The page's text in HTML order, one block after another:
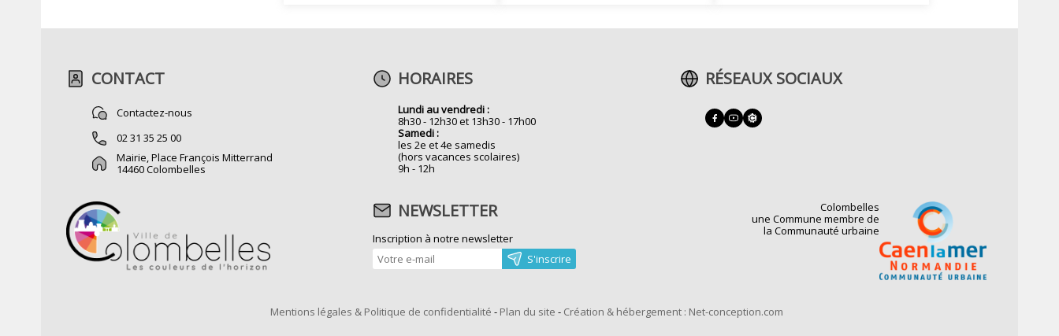
CONTACT
Contactez-nous
02 31 35 25 00
Mairie, Place François Mitterrand
14460 Colombelles
HORAIRES
Lundi au vendredi :
8h30 - 12h30 et 13h30 - 17h00
Samedi :
les 2e et 4e samedis
(hors vacances scolaires)
9h - 12h
RÉSEAUX SOCIAUX
NEWSLETTER
Inscription à notre newsletter
Colombelles
une Commune membre de
la Communauté urbaine
Mentions légales & Politique de confidentialité - Plan du site - Création & hébergement : Net-conception.com